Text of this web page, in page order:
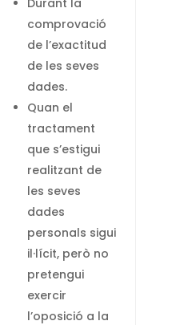
Durant la
comprovació
de l’exactitud
de les seves
dades.
Quan el
tractament
que s’estigui
realitzant de
les seves
dades
personals sigui
il·lícit, però no
pretengui
exercir
l’oposició a la